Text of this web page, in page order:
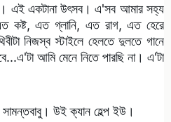
এই একটানা উৎসব। এ'সব আমার সহ্য
কষ্ট, এত গ্লানি, এত রাগ, এত হেরে
নিজস্ব স্টাইলে হেলতে দুলতে গানে
আমি মেনে নিতে পারছি না। এ'টা
উই ক্যান হেল্প ইউ।